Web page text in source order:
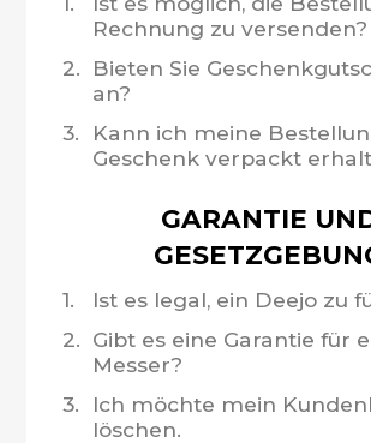
Rechnung zu versenden?
2.
Bieten Sie
an?
3.
Kann ich meine
Geschenk verpackt
GARANTIE
1.
Ist es legal, ein Deejo zu
2. Gibt es eine Garantie für
Messer?
3.
Ich möchte mein
löschen.